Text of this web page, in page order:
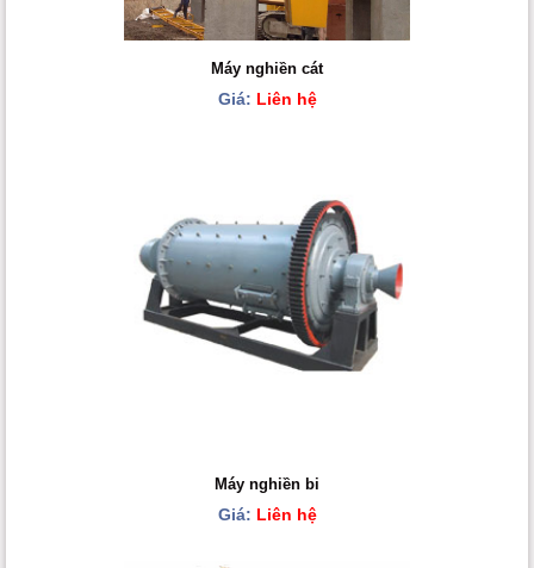
Máy nghiền cát
Giá: Liên hệ
Máy nghiền bi
Giá: Liên hệ